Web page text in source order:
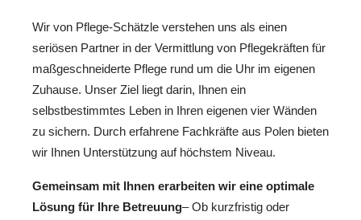
Wir von Pflege-Schätzle verstehen uns als einen
seriösen Partner in der Vermittlung von Pflegekräften für
maßgeschneiderte Pflege rund um die Uhr im eigenen
Zuhause. Unser Ziel liegt darin, Ihnen ein
selbstbestimmtes Leben in Ihren eigenen vier Wänden
zu sichern. Durch erfahrene Fachkräfte aus Polen bieten
wir Ihnen Unterstützung auf höchstem Niveau.
Gemeinsam mit Ihnen erarbeiten wir eine optimale
Lösung für Ihre Betreuung– Ob kurzfristig oder